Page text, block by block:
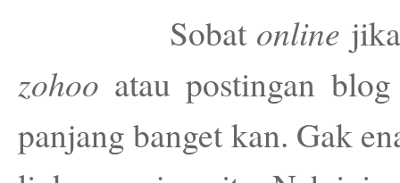
Sobat online
zohoo atau postingan
panjang banget kan. Gak